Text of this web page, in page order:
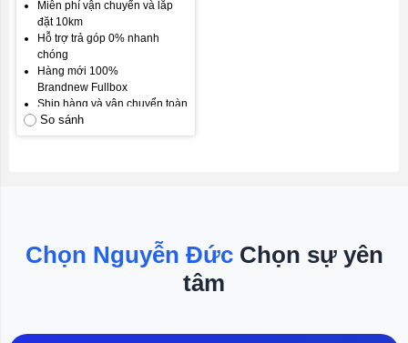
Miễn phí vận chuyển và lắp
đặt 10km
Hỗ trợ trả góp 0% nhanh
chóng
Hàng mới 100%
Brandnew Fullbox
Ship hàng và vận chuyển toàn
quốc
Gói bảo hành mặc định: Bảo
So sánh
Chọn Nguyễn Đức Chọn sự yên
tâm